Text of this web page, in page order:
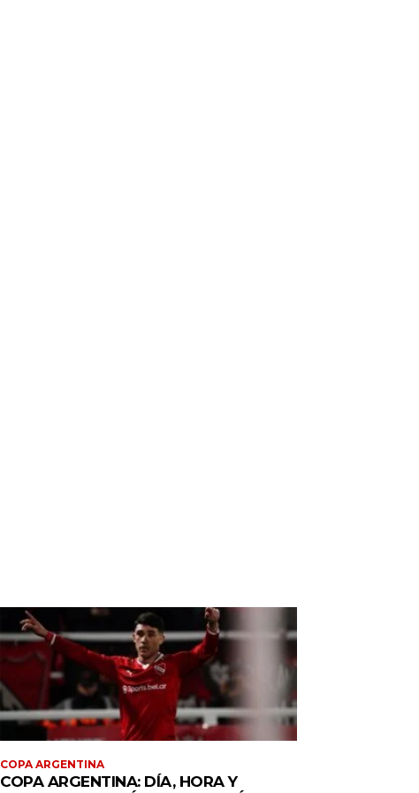
COPA ARGENTINA
COPA ARGENTINA: DÍA, HORA Y